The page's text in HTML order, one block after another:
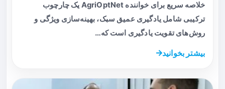
خلاصه سریع برای خواننده AgriOptNet یک چارچوب
ترکیبی شامل یادگیری عمیق سبک، بهینه‌سازی ویژگی و
روش‌های تقویت یادگیری است که…
بیشتر بخوانید